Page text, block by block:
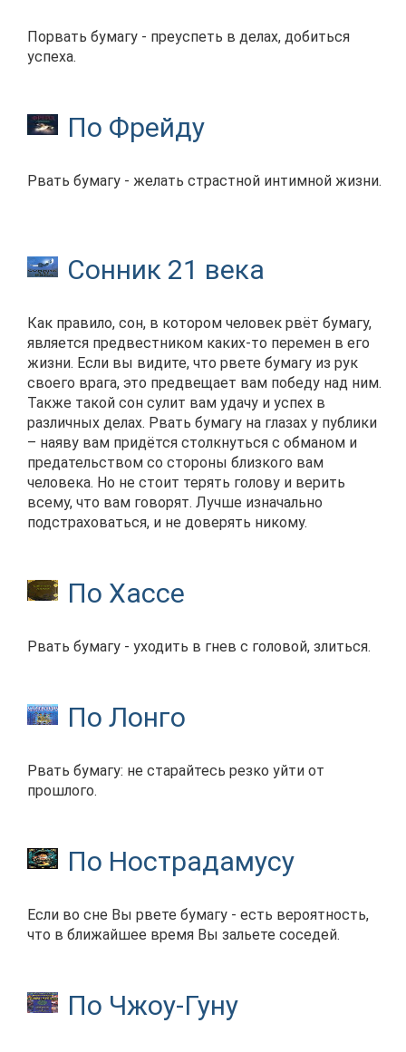
Порвать бумагу - преуспеть в делах, добиться
успеха.
По Фрейду
Рвать бумагу - желать страстной интимной жизни.
Сонник 21 века
Как правило, сон, в котором человек рвёт бумагу,
является предвестником каких-то перемен в его
жизни. Если вы видите, что рвете бумагу из рук
своего врага, это предвещает вам победу над ним.
Также такой сон сулит вам удачу и успех в
различных делах. Рвать бумагу на глазах у публики
– наяву вам придётся столкнуться с обманом и
предательством со стороны близкого вам
человека. Но не стоит терять голову и верить
всему, что вам говорят. Лучше изначально
подстраховаться, и не доверять никому.
По Хассе
Рвать бумагу - уходить в гнев с головой, злиться.
По Лонго
Рвать бумагу: не старайтесь резко уйти от
прошлого.
По Нострадамусу
Если во сне Вы рвете бумагу - есть вероятность,
что в ближайшее время Вы зальете соседей.
По Чжоу-Гуну